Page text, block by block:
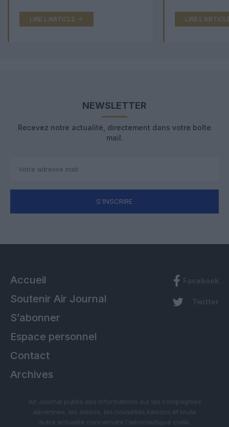
LIRE L'ARTICLE LIRE
NEWSLETTER
Recevez notre actualité, directement dans votre boîte
mail.
S'INSCRIRE
Accueil
Soutenir Air Journal
S’abonner
Espace personnel
Contact
Archives